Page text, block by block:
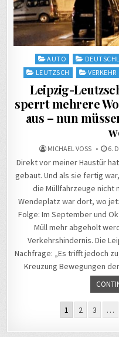
Posted
in
AUTO
LEUTZSCH
VERKEHR
Leipzig-
sperrt mehrere
aus – nun
MICHAEL VOSS 6.
Direkt vor meiner Haustür
gebaut. Und als sie fertig
die Müllfahrzeuge nicht
Wendeplatz war dort, wo
Folge: Im September und
Müll mehr abgeholt
Verkehrshindernis. Die
Nachfrage: „Es trifft jedoch
Kreuzung Bewegungen
1 2 3 …